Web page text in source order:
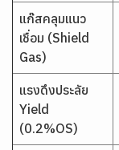
แก๊สคลุมแนว
เชื่อม (Shield
Gas)
แรงดึงประลัย
Yield
(0.2%OS)